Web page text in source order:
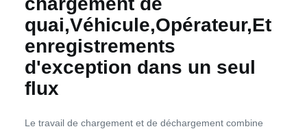
quai,Véhicule,Opérateur,Et
enregistrements
d'exception dans un seul
flux
Le travail de chargement et de déchargement combine